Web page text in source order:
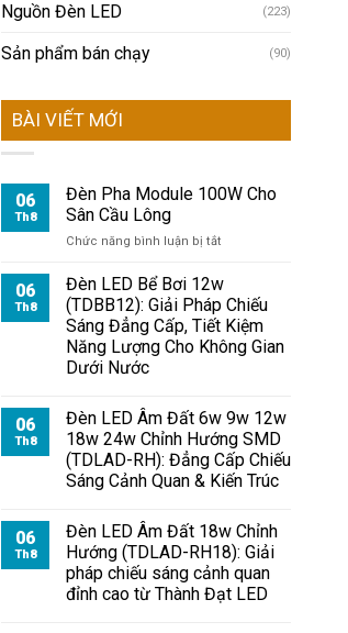
Nguồn Đèn LED (223)
Sản phẩm bán chạy (90)
BÀI VIẾT MỚI
06
Th8
Đèn Pha Module 100W Cho
Sân Cầu Lông
Chức năng bình luận bị tắt
Pha
Module
100W
Cho
Sân
06
Th8
Đèn LED Bể Bơi 12w
(TDBB12): Giải Pháp Chiếu
Sáng Đẳng Cấp, Tiết Kiệm
Năng Lượng Cho Không Gian
Dưới Nước
06
Th8
Đèn LED Âm Đất 6w 9w 12w
18w 24w Chỉnh Hướng SMD
(TDLAD-RH): Đẳng Cấp Chiếu
Sáng Cảnh Quan & Kiến Trúc
06
Th8
Đèn LED Âm Đất 18w Chỉnh
Hướng (TDLAD-RH18): Giải
pháp chiếu sáng cảnh quan
đỉnh cao từ Thành Đạt LED